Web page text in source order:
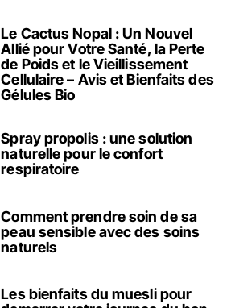
Le Cactus Nopal : Un Nouvel
Allié pour Votre Santé, la Perte
de Poids et le Vieillissement
Cellulaire – Avis et Bienfaits des
Gélules Bio
Spray propolis : une solution
naturelle pour le confort
respiratoire
Comment prendre soin de sa
peau sensible avec des soins
naturels
Les bienfaits du muesli pour